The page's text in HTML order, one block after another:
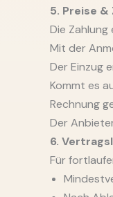
5. Preise
Die
Mit der
Der Einzug
Kommt es
Rechnung
Der
6.
Für